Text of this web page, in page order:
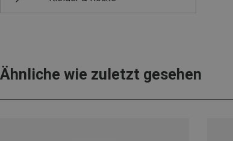
Ähnliche wie zuletzt gesehen